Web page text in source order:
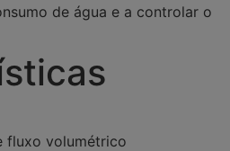
de água e a controlar o
fluxo volumétrico